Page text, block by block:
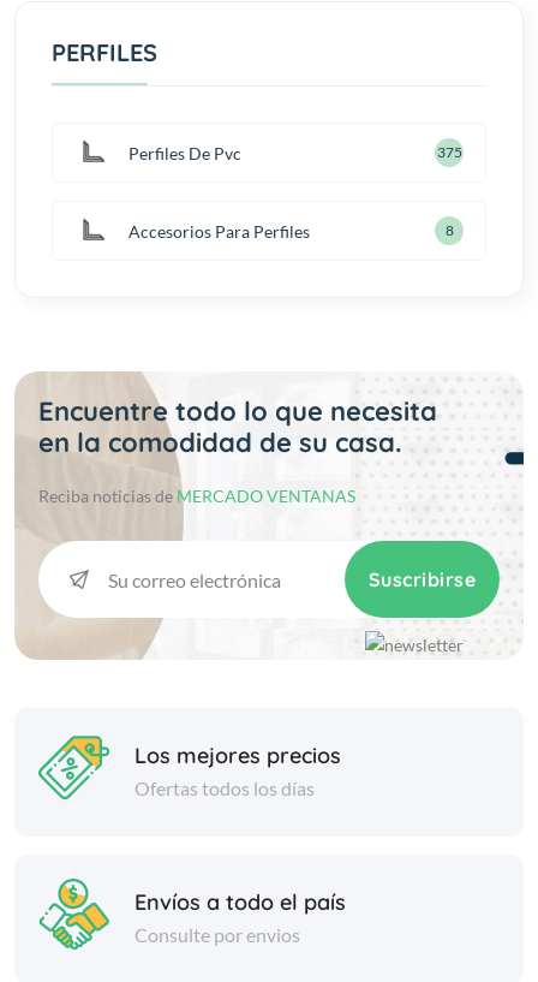
PERFILES
Perfiles De Pvc 422
Accesorios Para Perfiles 10
Encuentre todo lo que necesita
en la comodidad de su casa.
Reciba noticias de MERCADO VENTANAS
Suscribirse
Los mejores precios
Ofertas todos los días
Envíos a todo el país
Consulte por envios